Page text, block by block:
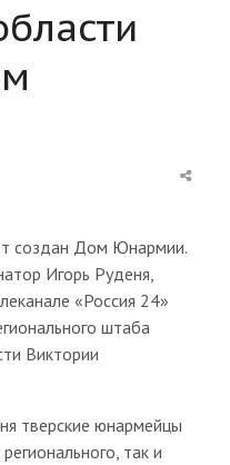
создан Дом Юнармии.
Игорь Руденя,
«Россия 24»
штаба
Виктории
тверские юнармейцы
так и